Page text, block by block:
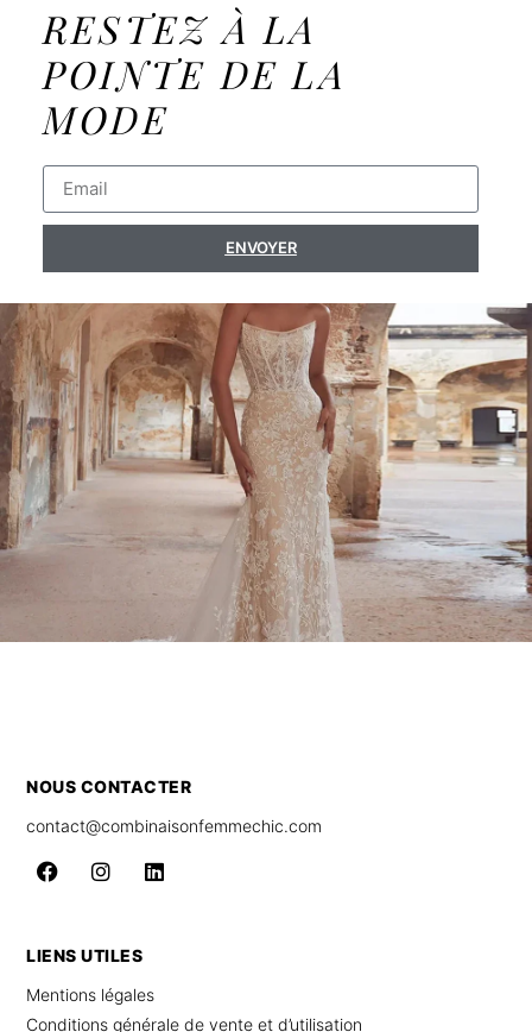
RESTEZ À LA
POINTE DE LA
MODE
ENVOYER
NOUS CONTACTER
contact@combinaisonfemmechic.com
LIENS UTILES
Mentions légales
Conditions générale de vente et d’utilisation